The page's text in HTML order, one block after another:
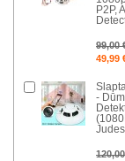
P2P,
99,00
49,99
-